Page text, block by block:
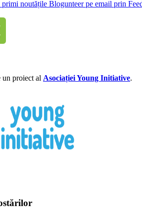
primi noutățile Blogunteer pe email prin
un proiect al Asociației Young Initiative.